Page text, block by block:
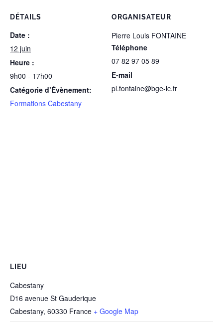
DÉTAILS
Date :
12 juin
Heure :
9h00 - 17h00
Catégorie d’Évènement:
Formations Cabestany
ORGANISATEUR
Pierre Louis FONTAINE
Téléphone
07 82 97 05 89
E-mail
pl.fontaine@bge-lc.fr
LIEU
Cabestany
D16 avenue St Gauderique
Cabestany, 60330 France + Google Map